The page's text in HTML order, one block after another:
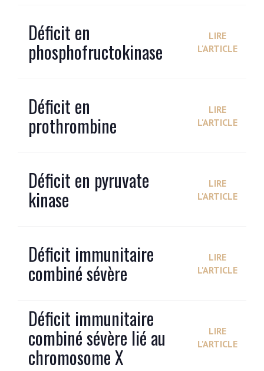
Déficit en
phosphofructokinase
LIRE
L'ARTICLE
Déficit en
prothrombine
LIRE
L'ARTICLE
Déficit en pyruvate
kinase
LIRE
L'ARTICLE
Déficit immunitaire
combiné sévère
LIRE
L'ARTICLE
Déficit immunitaire
combiné sévère lié au
chromosome X
LIRE
L'ARTICLE